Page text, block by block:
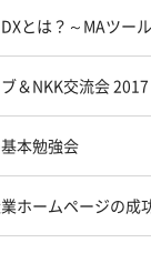
とは？～MAツー
＆NKK交流会 2017
本勉強会
ホームページの成